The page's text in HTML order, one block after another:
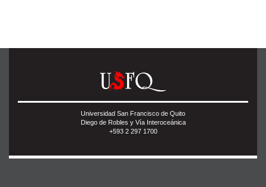
Universidad San Francisco de Quito
Diego de Robles y Vía Interoceánica
+593 2 297 1700